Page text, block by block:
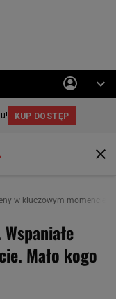
w kluczowym momencie.
Mało kogo